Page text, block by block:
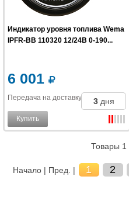
Индикатор уровня топлива Wema
IPFR-BB 110320 12/24В 0-190...
6 001
Передача на доставку 3 дня
Купить
Товары 1
Начало | Пред. | 1 2